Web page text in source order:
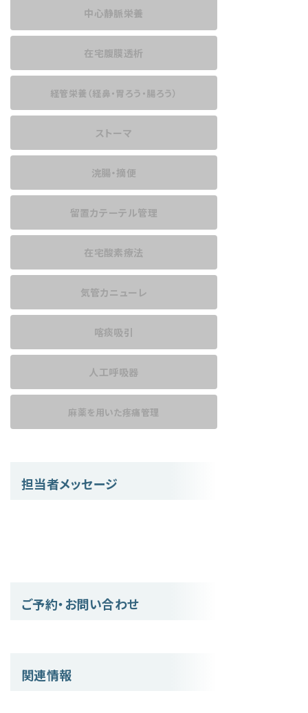
中心静脈栄養
在宅腹膜透析
経管栄養 （経鼻・胃ろう・腸ろう）
ストーマ
浣腸・摘便
留置カテーテル管理
在宅酸素療法
気管カニューレ
喀痰吸引
人工呼吸器
麻薬を用いた疼痛管理
担当者メッセージ
ご予約・お問い合わせ
関連情報